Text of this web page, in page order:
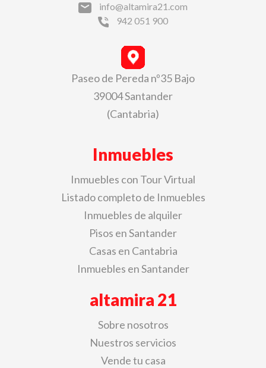
info@altamira21.com
942 051 900
Paseo de Pereda nº35 Bajo
39004 Santander
(Cantabria)
Inmuebles
Inmuebles con Tour Virtual
Listado completo de Inmuebles
Inmuebles de alquiler
Pisos en Santander
Casas en Cantabria
Inmuebles en Santander
altamira 21
Sobre nosotros
Nuestros servicios
Vende tu casa